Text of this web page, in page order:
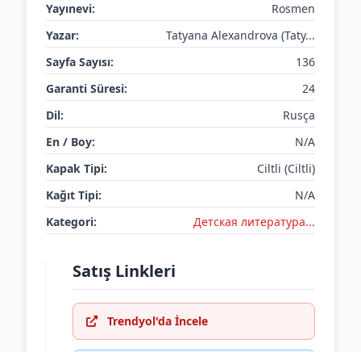
Yayınevi:
Rosmen
Yazar:
Tatyana Alexandrova (Taty...
Sayfa Sayısı:
136
Garanti Süresi:
24
Dil:
Rusça
En / Boy:
N/A
Kapak Tipi:
Ciltli (Ciltli)
Kağıt Tipi:
N/A
Kategori:
Детская литератураㅤㅤㅤ...
Satış Linkleri
Trendyol'da İncele